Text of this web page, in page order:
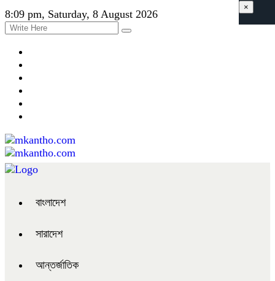
8:09 pm, Saturday, 8 August 2026
বাংলাদেশ
সারাদেশ
আন্তর্জাতিক
×